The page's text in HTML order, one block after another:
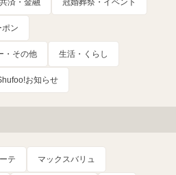
済・金融 冠婚葬祭・イベント
ン
・その他 生活・くらし
お知らせ
テ マックスバリュ